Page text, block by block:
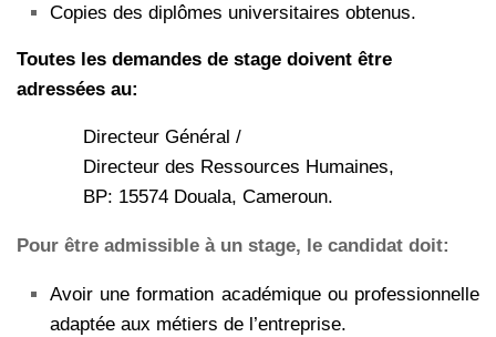
Copies des diplômes universitaires obtenus.
Toutes les demandes de stage doivent être
adressées au:
Directeur Général /
Directeur des Ressources Humaines,
BP: 15574 Douala, Cameroun.
Pour être admissible à un stage, le candidat doit:
Avoir une formation académique ou professionnelle
adaptée aux métiers de l’entreprise.